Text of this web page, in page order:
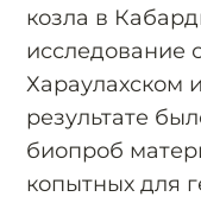
козла в
исследование
Хараулахском
результате
биопроб
копытных для